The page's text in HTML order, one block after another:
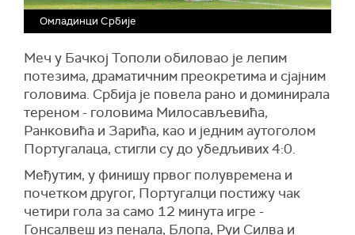
Омладинци Србије
Меч у Бачкој Тополи обиловао је лепим
потезима, драматичним преокретима и сјајним
головима. Србија је повела рано и доминирала
тереном - головима Милосављевића,
Ранковића и Зарића, као и једним аутоголом
Португалаца, стигли су до убедљивих 4:0.
Међутим, у финишу првог полувремена и
почетком другог, Португалци постижу чак
четири гола за само 12 минута игре -
Гонсалвеш из пенала, Блопа, Руи Силва и